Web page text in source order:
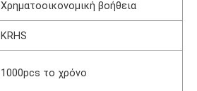
Χρηματοοικονομική βοήθεια
KRHS
1000pcs το χρόνο